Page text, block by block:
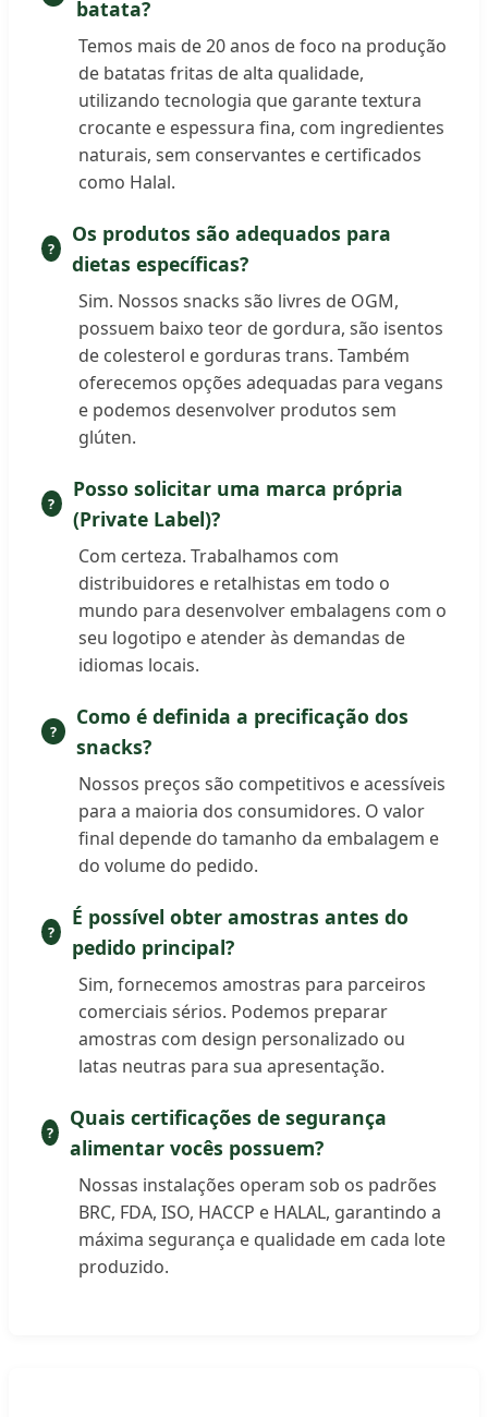
batata?
Temos mais de 20 anos de foco na produção
de batatas fritas de alta qualidade,
utilizando tecnologia que garante textura
crocante e espessura fina, com ingredientes
naturais, sem conservantes e certificados
como Halal.
Os produtos são adequados para
dietas específicas?
Sim. Nossos snacks são livres de OGM,
possuem baixo teor de gordura, são isentos
de colesterol e gorduras trans. Também
oferecemos opções adequadas para vegans
e podemos desenvolver produtos sem
glúten.
Posso solicitar uma marca própria
(Private Label)?
Com certeza. Trabalhamos com
distribuidores e retalhistas em todo o
mundo para desenvolver embalagens com o
seu logotipo e atender às demandas de
idiomas locais.
Como é definida a precificação dos
snacks?
Nossos preços são competitivos e acessíveis
para a maioria dos consumidores. O valor
final depende do tamanho da embalagem e
do volume do pedido.
É possível obter amostras antes do
pedido principal?
Sim, fornecemos amostras para parceiros
comerciais sérios. Podemos preparar
amostras com design personalizado ou
latas neutras para sua apresentação.
Quais certificações de segurança
alimentar vocês possuem?
Nossas instalações operam sob os padrões
BRC, FDA, ISO, HACCP e HALAL, garantindo a
máxima segurança e qualidade em cada lote
produzido.